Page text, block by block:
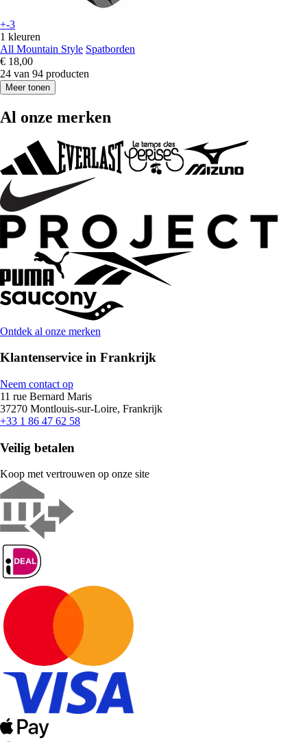
+-3
1 kleuren
All Mountain Style Spatborden
€ 18,00
24 van 94 producten
Meer tonen
Al onze merken
Ontdek al onze merken
Klantenservice in Frankrijk
Neem contact op
11 rue Bernard Maris
37270 Montlouis-sur-Loire, Frankrijk
+33 1 86 47 62 58
Veilig betalen
Koop met vertrouwen op onze site